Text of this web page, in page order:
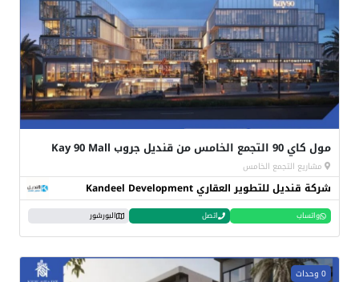
مول كاي 90 التجمع الخامس من قنديل جروب Kay 90 Mall
مشاريع التجمع الخامس
شركة قنديل للتطوير العقاري Kandeel Development
واتساب اتصل البورشور
0 وحدات